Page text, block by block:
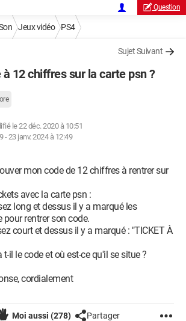
Question
Jeux vidéo PS4
Sujet Suivant
12 chiffres sur la carte psn ?
le 22 déc. 2020 à 10:51
-23 janv. 2024 à 12:49
mon code de 12 chiffres à rentrer sur
avec la carte psn :
long et dessus il y a marqué les
rentrer son code.
court et dessus il y a marqué : "TICKET À
il le code et où est-ce qu'il se situe ?
cordialement
Moi aussi (278) Partager